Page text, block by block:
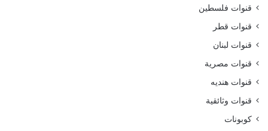
قنوات فلسطين
قنوات قطر
قنوات لبنان
قنوات مصرية
قنوات هنديه
قنوات وثائقية
كوبونات